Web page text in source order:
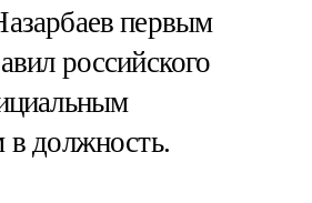
первым
российского
в должность.